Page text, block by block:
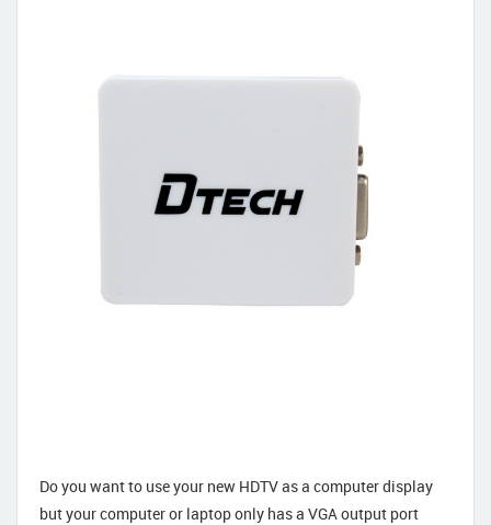
Do you want to use your new HDTV as a computer display
but your computer or laptop only has a VGA output port